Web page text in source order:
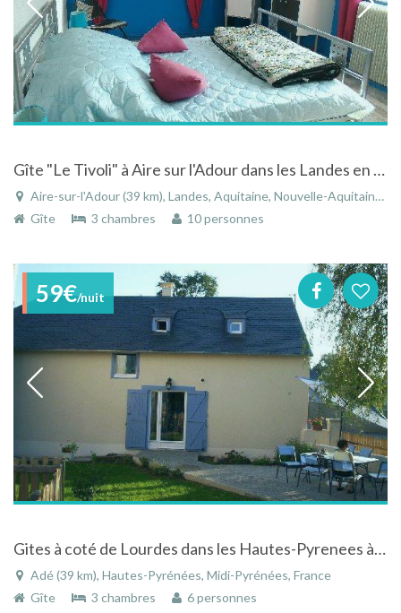
Gîte "Le Tivoli" à Aire sur l'Adour dans les Landes en Aquitaine avec belle vue
Aire-sur-l'Adour (39 km), Landes, Aquitaine, Nouvelle-Aquitaine, France
Gîte
3 chambres 10 personnes
59€/nuit
Gites à coté de Lourdes dans les Hautes-Pyrenees à Adé
Adé (39 km), Hautes-Pyrénées, Midi-Pyrénées, France
Gîte
3 chambres 6 personnes